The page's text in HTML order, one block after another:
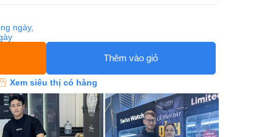
ngày,
Thêm vào giỏ
Xem siêu thị có hàng